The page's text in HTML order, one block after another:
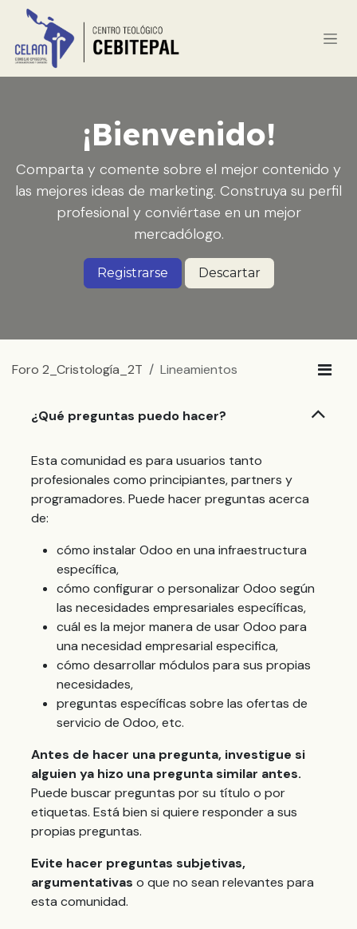
Ir al contenido
¡Bienvenido!
Comparta y comente sobre el mejor contenido y
las mejores ideas de marketing. Construya su perfil
profesional y conviértase en un mejor
mercadólogo.
Registrarse Descartar
Foro 2_Cristología_2T Lineamientos
¿Qué preguntas puedo hacer?
Esta comunidad es para usuarios tanto
profesionales como principiantes, partners y
programadores. Puede hacer preguntas acerca
de:
cómo instalar Odoo en una infraestructura
específica,
cómo configurar o personalizar Odoo según
las necesidades empresariales específicas,
cuál es la mejor manera de usar Odoo para
una necesidad empresarial especifica,
cómo desarrollar módulos para sus propias
necesidades,
preguntas específicas sobre las ofertas de
servicio de Odoo, etc.
Antes de hacer una pregunta, investigue si
alguien ya hizo una pregunta similar antes.
Puede buscar preguntas por su título o por
etiquetas. Está bien si quiere responder a sus
propias preguntas.
Evite hacer preguntas subjetivas,
argumentativas o que no sean relevantes para
esta comunidad.